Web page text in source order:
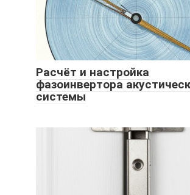
Расчёт и настройка
фазоинвертора
системы